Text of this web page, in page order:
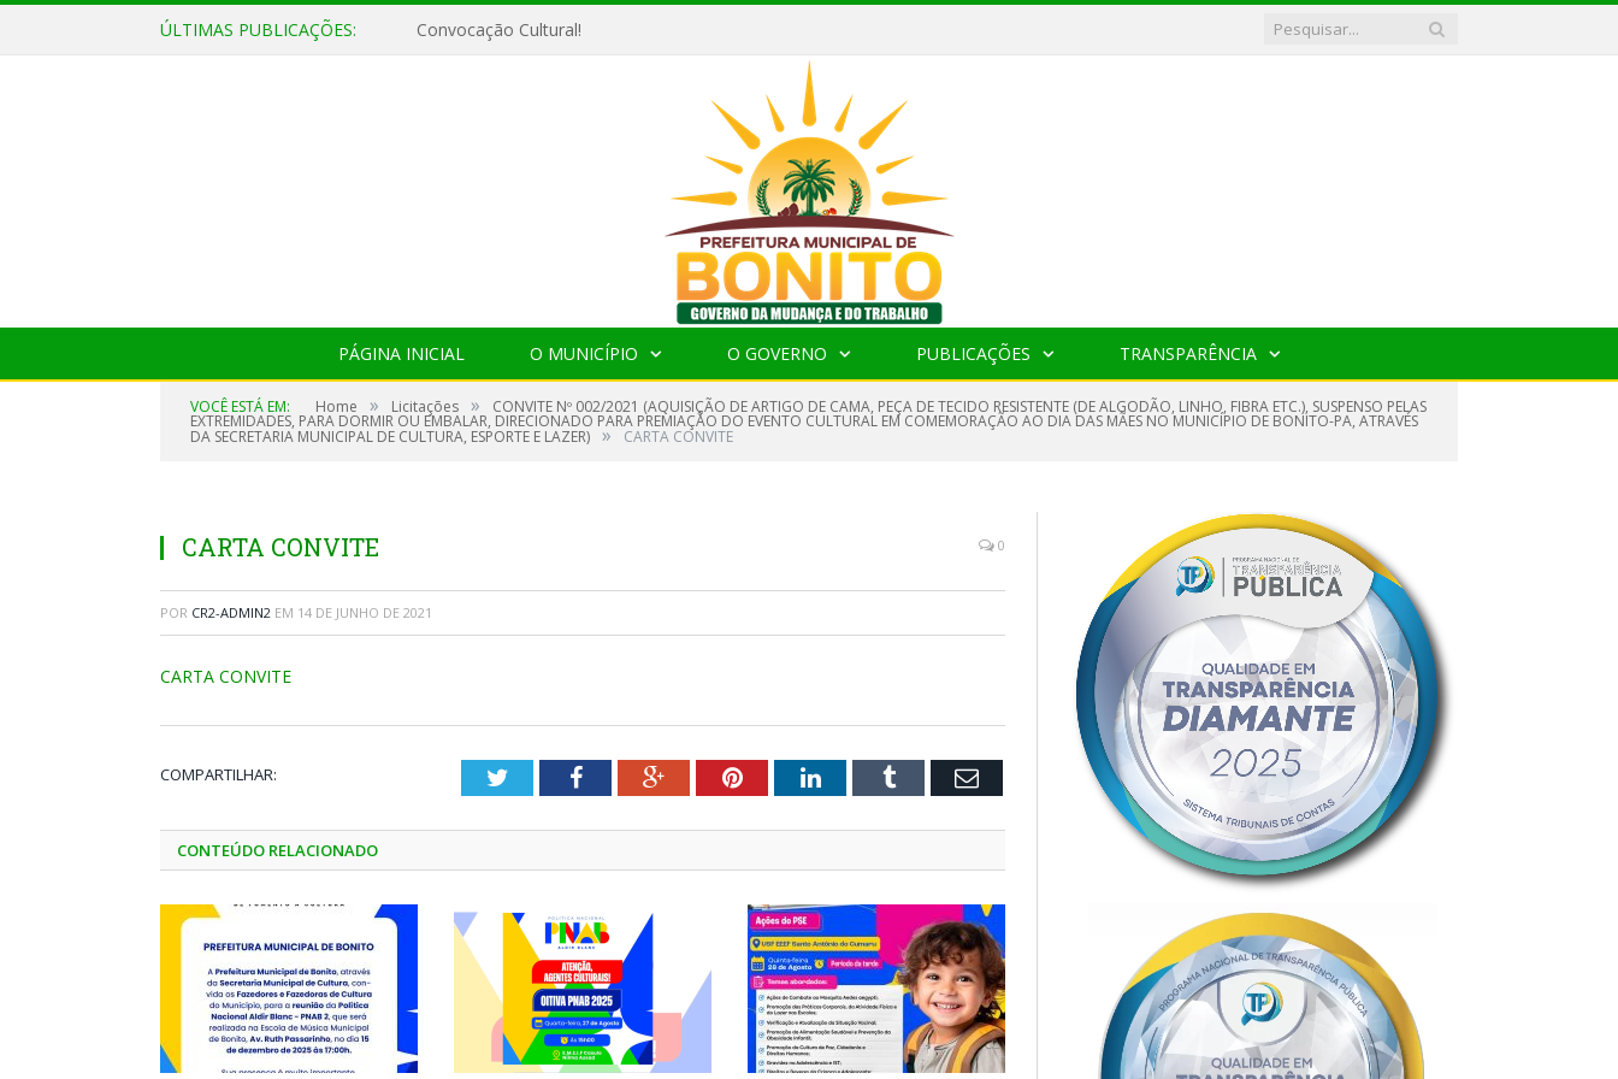
ÚLTIMAS PUBLICAÇÕES: Convocação Cultural!
PÁGINA INICIAL O MUNICÍPIO O GOVERNO PUBLICAÇÕES TRANSPARÊNCIA
VOCÊ ESTÁ EM: Home » Licitações » CONVITE Nº 002/2021 (AQUISIÇÃO DE ARTIGO DE CAMA, PEÇA DE TECIDO RESISTENTE (DE ALGODÃO, LINHO, FIBRA ETC.), SUSPENSO PELAS
EXTREMIDADES, PARA DORMIR OU EMBALAR, DIRECIONADO PARA PREMIAÇÃO DO EVENTO CULTURAL EM COMEMORAÇÃO AO DIA DAS MÃES NO MUNICÍPIO DE BONITO-PA, ATRAVÉS
DA SECRETARIA MUNICIPAL DE CULTURA, ESPORTE E LAZER) » CARTA CONVITE
CARTA CONVITE 0
POR CR2-ADMIN2 EM 14 DE JUNHO DE 2021
CARTA CONVITE
COMPARTILHAR: TwitterFacebookGoogle+PinterestLinkedInTumblr Email
CONTEÚDO RELACIONADO